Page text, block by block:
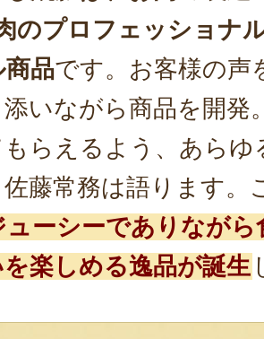
のプロフェッショナ
品です。お客様の声
いながら商品を開発
らえるよう、あらゆ
藤常務は語ります。
ューシーでありなが
楽しめる逸品が誕生